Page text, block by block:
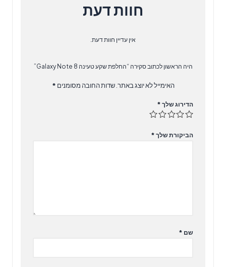
חוות דעת
אין עדיין חוות דעת.
היה הראשון לכתוב סקירה “החלפת שקע טעינה Galaxy Note 8”
האימייל לא יוצג באתר. שדות החובה מסומנים *
הדירוג שלך *
הביקורת שלך *
שם *